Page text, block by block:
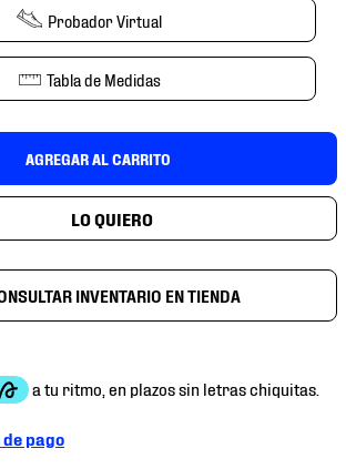
Probador Virtual
Tabla de Medidas
AGREGAR AL CARRITO
INVENTARIO EN TIENDA
pago